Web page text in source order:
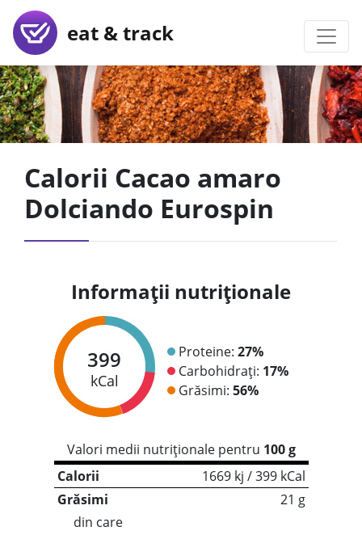
eat & track
Calorii Cacao amaro
Dolciando Eurospin
Informații nutriționale
399
kCal
Proteine: 27%
Carbohidrați: 17%
Grăsimi: 56%
Valori medii nutriționale pentru 100 g
Calorii
1669 kj / 399 kCal
Grăsimi
21 g
din care